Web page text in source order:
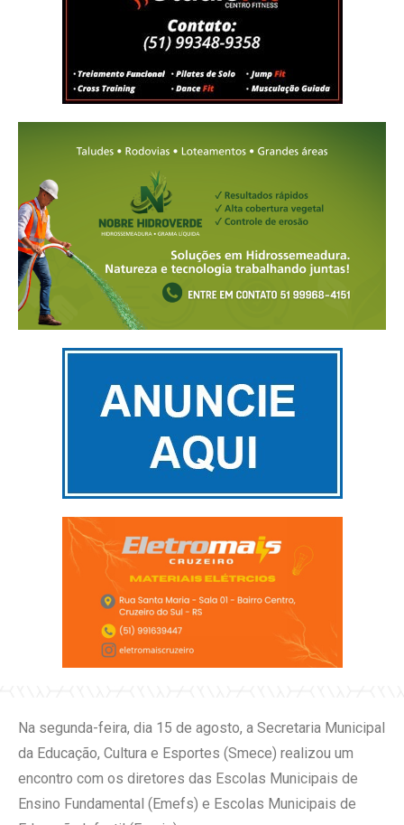
Na segunda-feira, dia 15 de agosto, a Secretaria Municipal
da Educação, Cultura e Esportes (Smece) realizou um
encontro com os diretores das Escolas Municipais de
Ensino Fundamental (Emefs) e Escolas Municipais de